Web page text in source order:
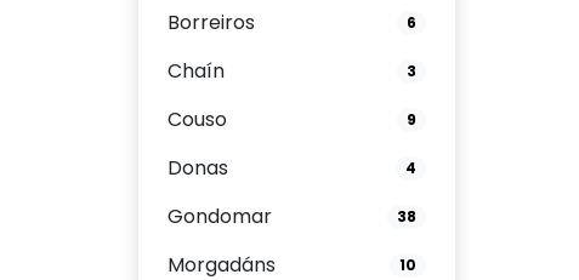
Borreiros 6
Chaín 3
Couso 9
Donas 4
Gondomar 38
Morgadáns 10